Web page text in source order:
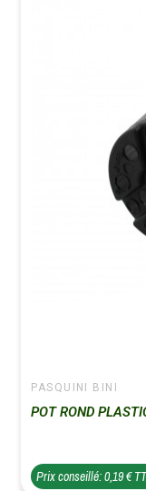
PASQUINI BINI
POT ROND
Prix conseillé: 0,19 €